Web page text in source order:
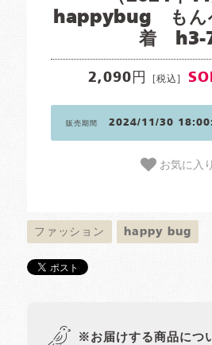
happybug もん
着 h3-
2,090円 [税込]
販売期間 2024/11/30
お気に入り
ファッション happy bug
※お届けする商品につ